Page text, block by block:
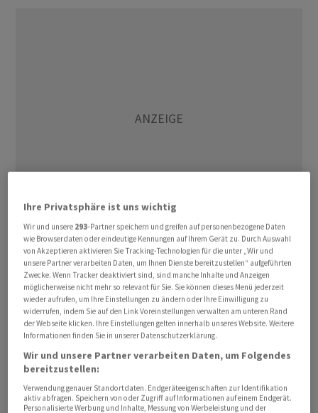
Zuvor hatte die staatliche Förderbank KfW mitgeteilt,
dass sie Aktien für insgesamt rund 2,2 Milliarden Euro
verkauft habe. Der Staatsanteil an der früheren
Bundespost sank dadurch von 20,5 auf 16,5 Prozent. Die
KfW, die auch nach der Transaktion grösster
Einzelaktionär des global tätigen Logistikers DHL
bleibt, hält die Anteile im Auftrag des Bundes. Eine
Sprecherin des Bundesfinanzministeriums sagte am
Mittwoch, dass die Erlöse aus dem Anteilsverkauf
eingesetzt werden sollen, um das Eigenkapital der Bahn
Ihre Privatsphäre ist uns wichtig
Wir und unsere 293-Partner speichern und greifen auf personenbezogene Daten
wie Browserdaten oder eindeutige Kennungen auf Ihrem Gerät zu. Durch Auswahl
von Akzeptieren aktivieren Sie Tracking-Technologien für die unter „Wir und
unsere Partner verarbeiten Daten, um Ihnen Dienste bereitzustellen“ aufgeführten
Zwecke. Wenn Tracker deaktiviert sind, sind manche Inhalte und Anzeigen
möglicherweise nicht mehr so relevant für Sie. Sie können dieses Menü jederzeit
wieder aufrufen, um Ihre Einstellungen zu ändern oder Ihre Einwilligung zu
widerrufen, indem Sie auf den Link Voreinstellungen verwalten am unteren Rand
der Webseite klicken. Ihre Einstellungen gelten innerhalb unseres Website. Weitere
Informationen finden Sie in unserer Datenschutzerklärung.
Wir und unsere Partner verarbeiten Daten, um Folgendes
bereitzustellen:
Verwendung genauer Standortdaten. Endgeräteeigenschaften zur Identifikation
aktiv abfragen. Speichern von oder Zugriff auf Informationen auf einem Endgerät.
Personalisierte Werbung und Inhalte, Messung von Werbeleistung und der